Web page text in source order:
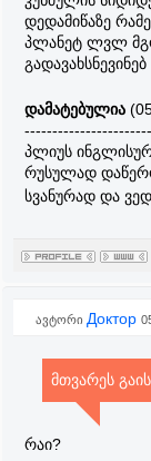
დედამიწაზე
პლანეტ ლვლ
გადავახსნევინებ
დამატებულია
პლიუს
რუსულად
სვანურად და
ავტორი Доктор
მთვარეს
რაი?